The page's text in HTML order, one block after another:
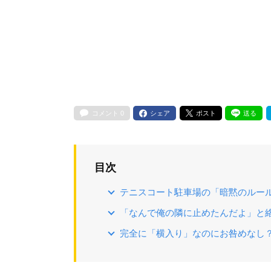
コメント 0 シェア ポスト 送る
目次
テニスコート駐車場の「暗黙のルール
「なんで俺の隣に止めたんだよ」と
完全に「横入り」なのにお咎めなし？